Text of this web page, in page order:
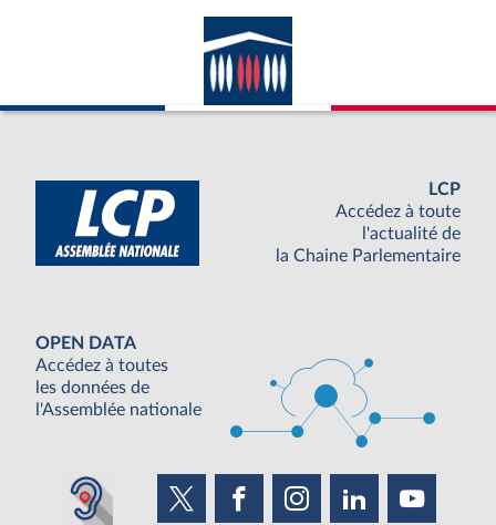
LCP
Accédez à toute
l'actualité de
la Chaine Parlementaire
OPEN DATA
Accédez à toutes
les données de
l'Assemblée nationale